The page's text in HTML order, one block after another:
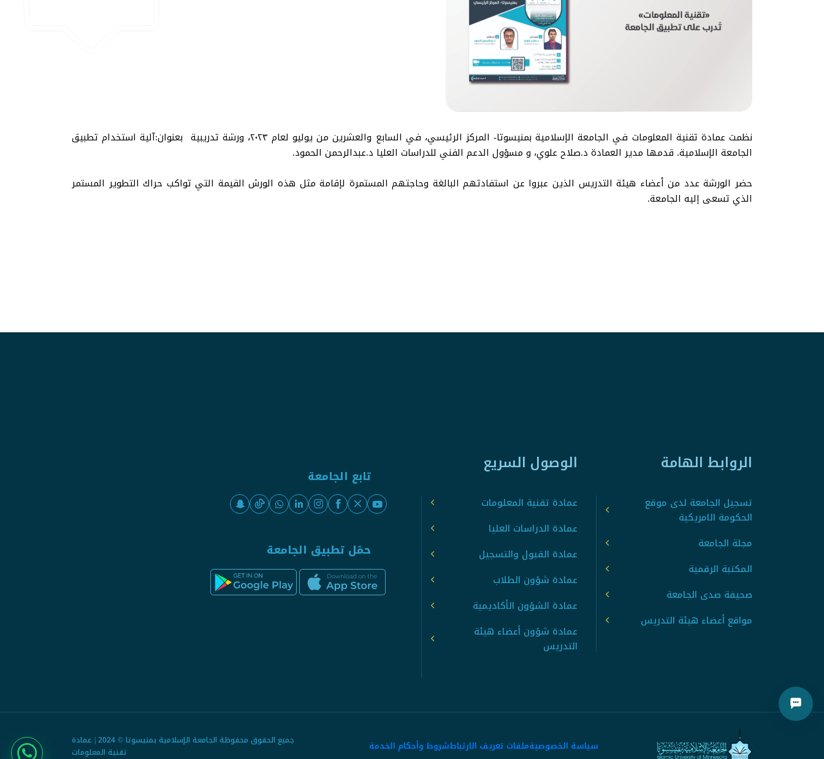
نظمت عمادة تقنية المعلومات في الجامعة الإسلامية بمنيسوتا- المركز الرئيسي، في السابع والعشرين من يوليو لعام ٢٠٢٣، ورشة تدريبية بعنوان:آلية استخدام تطبيق
الجامعة الإسلامية. قدمها مدير العمادة د.صلاح علوي، و مسؤول الدعم الفني للدراسات العليا د.عبدالرحمن الحمود.
حضر الورشة عدد من أعضاء هيئة التدريس الذين عبروا عن استفادتهم البالغة وحاجتهم المستمرة لإقامة مثل هذه الورش القيمة التي تواكب حراك التطوير المستمر
الذي تسعى إليه الجامعة.
الروابط الهامة
تسجيل الجامعة لدى موقع
الحكومة الامريكية
مجلة الجامعة
المكتبة الرقمية
صحيفة صدى الجامعة
مواقع أعضاء هيئة التدريس
الوصول السريع
عمادة تقنية المعلومات
عمادة الدراسات العليا
عمادة القبول والتسجيل
عمادة شؤون الطلاب
عمادة الشؤون الأكاديمية
عمادة شؤون أعضاء هيئة
التدريس
تابع الجامعة
حمّل تطبيق الجامعة
سياسة الخصوصيةملفات تعريف الارتباطشروط وأحكام الخدمة
جميع الحقوق محفوظة الجامعة الإسلامية بمنيسوتا © 2024 | عمادة
تقنية المعلومات